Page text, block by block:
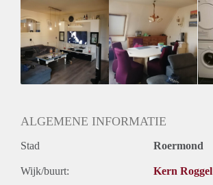
ALGEMENE INFORMATIE
Stad Roermond
Wijk/buurt: Kern Roggel